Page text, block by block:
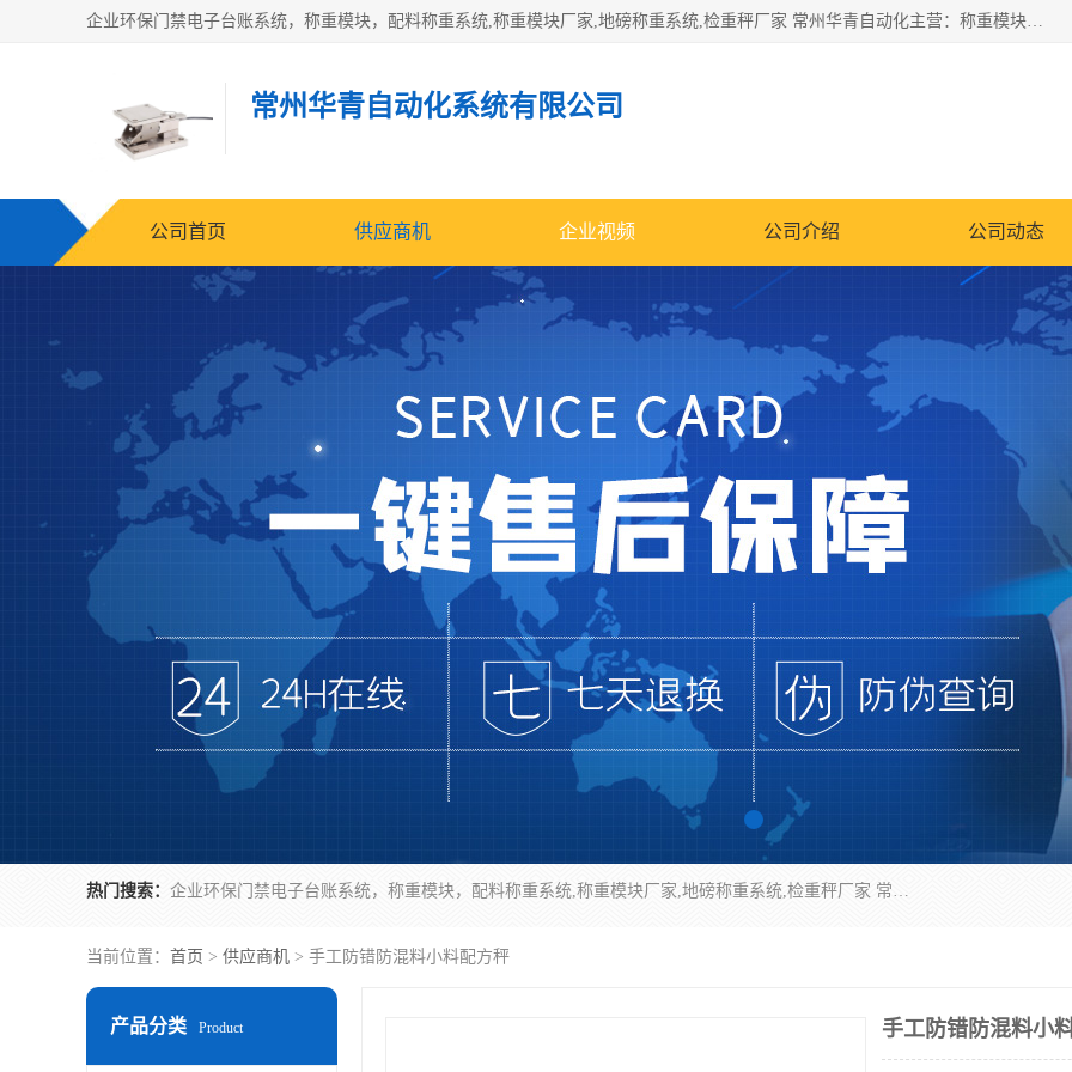
企业环保门禁电子台账系统，称重模块，配料称重系统,称重模块厂家,地磅称重系统,检重秤厂家 常州华青自动化主营：称重模块、无人值守称重系统、配料称重系统、地磅称重系统、检重秤、托利多称重模块等产品。各种称重软件，移动源环保门禁电子台账系统软件。 常州华青自动化系统有限公司7*24的电话支持服务、项目现场开发服务、新功能定制研发服务，产品培训、远程维护，现场安装调试工程等。
常州华青自动化系统有限公司
公司首页 供应商机 企业视频 公司介绍 公司动态
热门搜索： 企业环保门禁电子台账系统，称重模块，配料称重系统,称重模块厂家,地磅称重系统,检重秤厂家 常州华青自动化主营：称重模块、无人值守称重系统、配料称重系统、地磅称重系统、检重秤、托利多称重模块等产品。各种称重软件，移动源环保门禁电子台账系统软件。 常州华青自动化系统有限公司7*24的电话支持服务、项目现场开发服务、新功能定制研发服务，产品培训、远程维护，现场安装调试工程等。
当前位置： 首页 > 供应商机 > 手工防错防混料小料配方秤
产品分类 Product 手工防错防混料小